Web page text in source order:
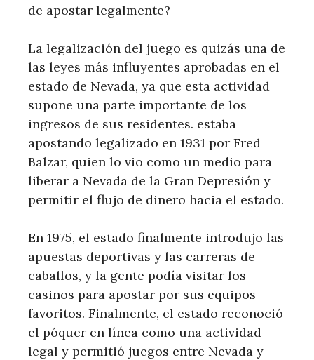
de apostar legalmente?
La legalización del juego es quizás una de
las leyes más influyentes aprobadas en el
estado de Nevada, ya que esta actividad
supone una parte importante de los
ingresos de sus residentes. estaba
apostando legalizado en 1931 por Fred
Balzar, quien lo vio como un medio para
liberar a Nevada de la Gran Depresión y
permitir el flujo de dinero hacia el estado.
En 1975, el estado finalmente introdujo las
apuestas deportivas y las carreras de
caballos, y la gente podía visitar los
casinos para apostar por sus equipos
favoritos. Finalmente, el estado reconoció
el póquer en línea como una actividad
legal y permitió juegos entre Nevada y